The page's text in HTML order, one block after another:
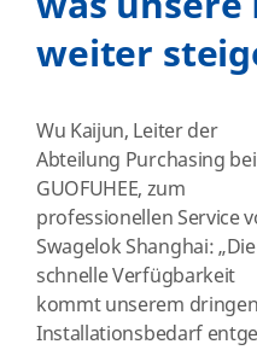
weiter
Wu Kaijun, Leiter der
Abteilung Purchasing bei
GUOFUHEE, zum
professionellen Service
Swagelok Shanghai: „Die
schnelle Verfügbarkeit
kommt unserem
Installationsbedarf